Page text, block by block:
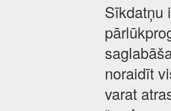
Sīkdatņu
noraidīt
varat